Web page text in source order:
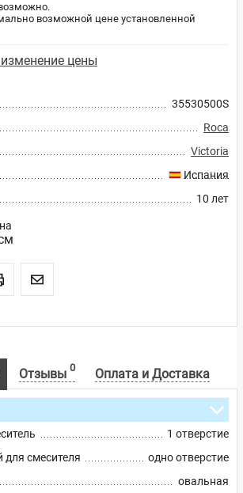
35530500S
Roca
Victoria
Испания
10 лет
возможной цене установленной
цены
Отзывы 0 Оплата и Доставка
1 отверстие
для смесителя
одно отверстие
овальная